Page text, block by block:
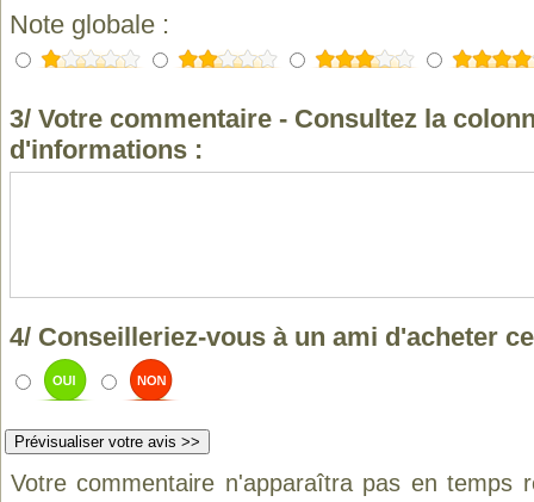
Note globale :
3/ Votre commentaire - Consultez la
d'informations :
4/ Conseilleriez-vous à un ami d'acheter
Votre commentaire n'apparaîtra pas en temps